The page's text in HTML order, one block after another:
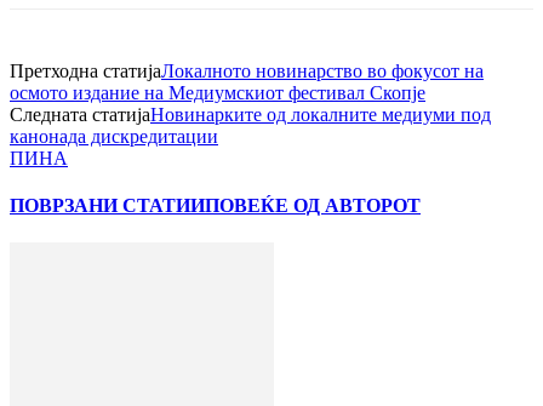
Претходна статијаЛокалното новинарство во фокусот на
осмото издание на Медиумскиот фестивал Скопје
Следната статијаНовинарките од локалните медиуми под
канонада дискредитации
ПИНА
ПОВРЗАНИ СТАТИИПОВЕЌЕ ОД АВТОРОТ